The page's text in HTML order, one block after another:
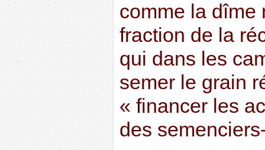
comme la dîme
fraction de la
qui dans les
semer le grain
« financer les
des